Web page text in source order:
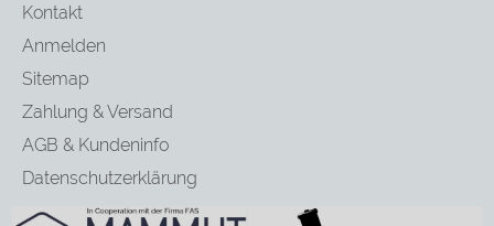
Kontakt
Anmelden
Sitemap
Zahlung & Versand
AGB & Kundeninfo
Datenschutzerklärung